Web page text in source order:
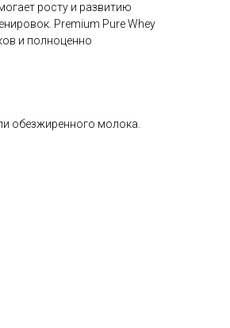
росту и развитию
Premium Pure Whey
и полноценно
обезжиренного молока.